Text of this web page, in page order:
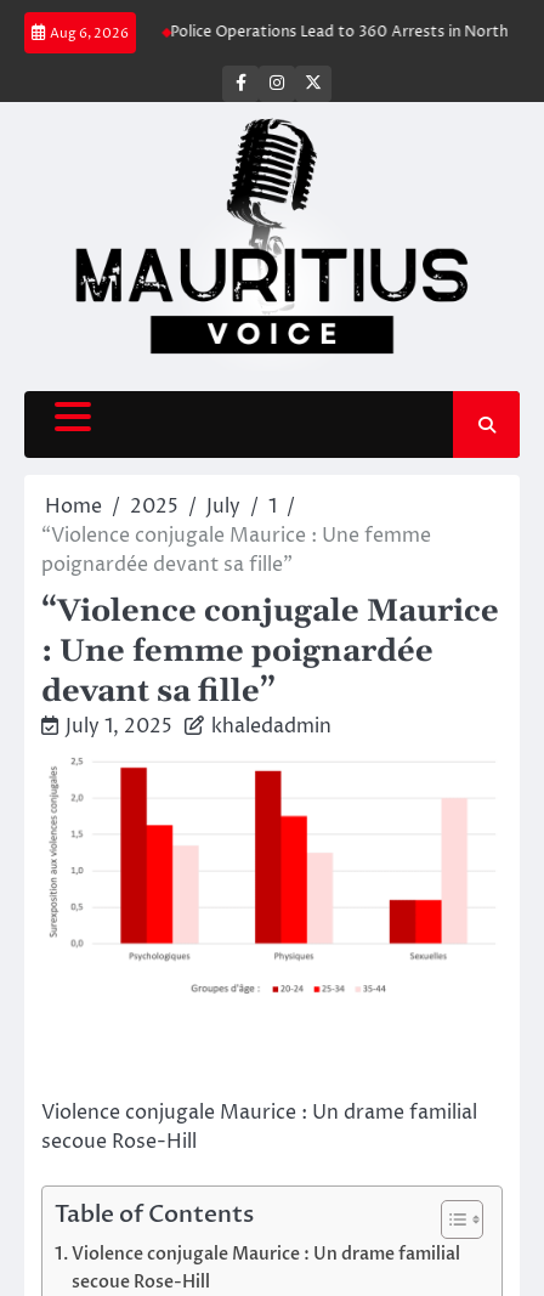
Skip
Aug 6, 2026
Rush Police Operations Lead to 360 Arrests in Northern Cape
facebookinstagram
Home 2025 July
1
“Violence conjugale Maurice : Une femme
poignardée devant sa fille”
“Violence conjugale Maurice
: Une femme poignardée
devant sa fille”
July 1, 2025 khaledadmin
Violence conjugale Maurice : Un drame familial
secoue Rose-Hill
Table of Contents
Violence conjugale Maurice : Un drame familial
secoue Rose-Hill